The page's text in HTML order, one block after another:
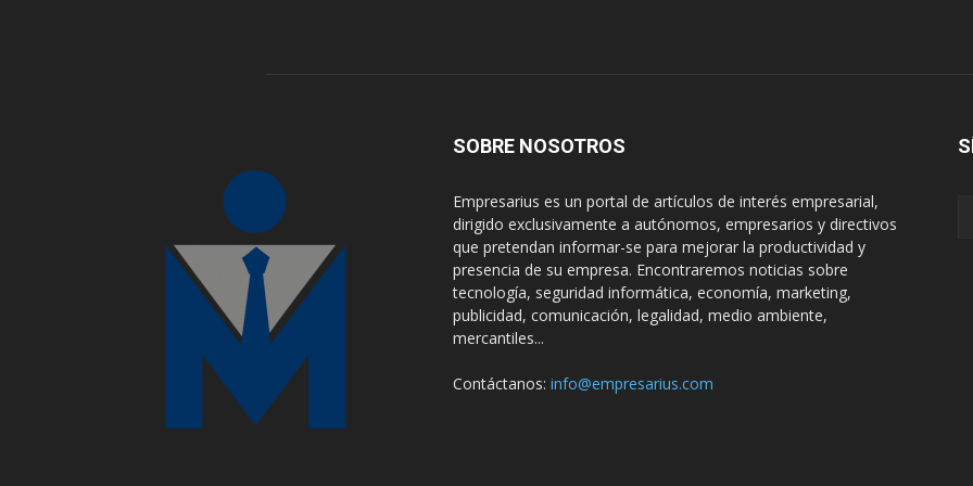
SOBRE NOSOTROS
Empresarius es un portal de artículos de interés empresarial,
dirigido exclusivamente a autónomos, empresarios y directivos
que pretendan informar-se para mejorar la productividad y
presencia de su empresa. Encontraremos noticias sobre
tecnología, seguridad informática, economía, marketing,
publicidad, comunicación, legalidad, medio ambiente,
mercantiles...
Contáctanos: info@empresarius.com